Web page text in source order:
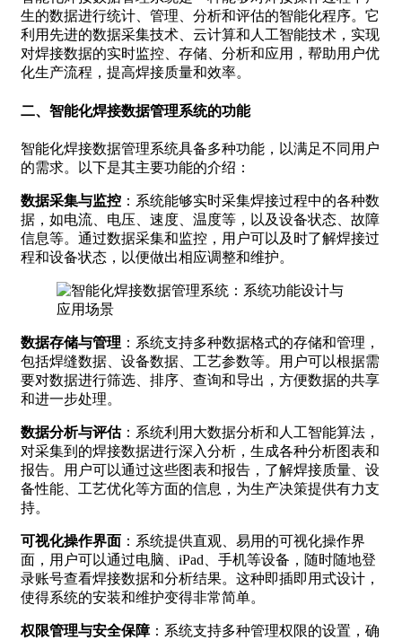
生的数据进行统计、管理、分析和评估的智能化程序。它
利用先进的数据采集技术、云计算和人工智能技术，实现
对焊接数据的实时监控、存储、分析和应用，帮助用户优
化生产流程，提高焊接质量和效率。
二、智能化焊接数据管理系统的功能
智能化焊接数据管理系统具备多种功能，以满足不同用户
的需求。以下是其主要功能的介绍：
数据采集与监控 ：系统能够实时采集焊接过程中的各种数
据，如电流、电压、速度、温度等，以及设备状态、故障
信息等。通过数据采集和监控，用户可以及时了解焊接过
程和设备状态，以便做出相应调整和维护。
数据存储与管理 ：系统支持多种数据格式的存储和管理，
包括焊缝数据、设备数据、工艺参数等。用户可以根据需
要对数据进行筛选、排序、查询和导出，方便数据的共享
和进一步处理。
数据分析与评估：系统利用大数据分析和人工智能算法，
对采集到的焊接数据进行深入分析，生成各种分析图表和
报告。用户可以通过这些图表和报告，了解焊接质量、设
备性能、工艺优化等方面的信息，为生产决策提供有力支
持。
可视化操作界面 ：系统提供直观、易用的可视化操作界
面，用户可以通过电脑、iPad、手机等设备，随时随地登
录账号查看焊接数据和分析结果。这种即插即用式设计，
使得系统的安装和维护变得非常简单。
权限管理与安全保障：系统支持多种管理权限的设置，确